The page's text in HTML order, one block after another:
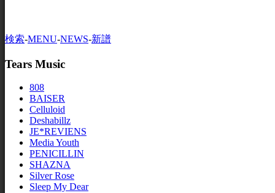
検索-MENU-NEWS-新譜
Tears Music
808
BAISER
Celluloid
Deshabillz
JE*REVIENS
Media Youth
PENICILLIN
SHAZNA
Silver Rose
Sleep My Dear